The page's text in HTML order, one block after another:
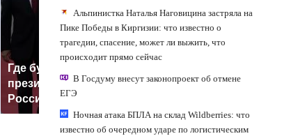
Где будет встреча
президентов США и
России: Европа?
были украдены 18
Альпинистка Наталья Наговицина застряла на
Пике Победы в Киргизии: что известно о
трагедии, спасение, может ли выжить, что
происходит прямо сейчас
В Госдуму внесут законопроект об отмене
ЕГЭ
Ночная атака БПЛА на склад Wildberries: что
известно об очередном ударе по логистическим